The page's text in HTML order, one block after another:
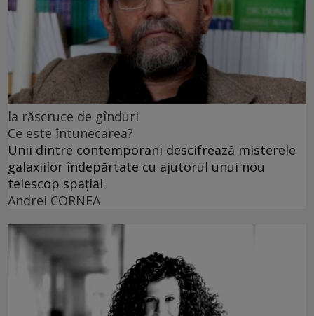
la răscruce de gînduri
Ce este întunecarea?
Unii dintre contemporani descifrează misterele
galaxiilor îndepărtate cu ajutorul unui nou
telescop spațial.
Andrei CORNEA